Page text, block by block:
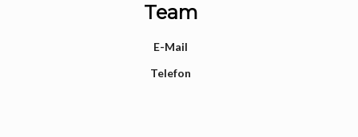
Team
E-Mail
Telefon